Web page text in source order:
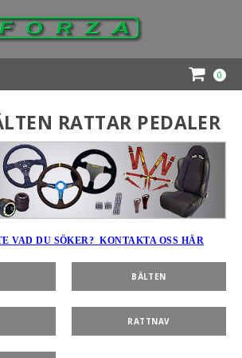
0
RATTAR PEDALER
VAD DU SÖKER? KONTAKTA OSS HÄR
BÄLTEN
RATTNAV